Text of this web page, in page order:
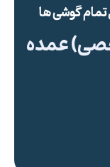
تمام گوشی ها
عمده